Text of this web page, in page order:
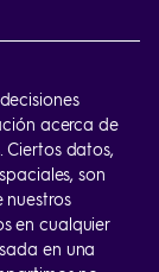
acerca de
datos,
son
en cualquier
en una